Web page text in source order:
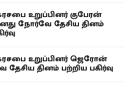
உறுப்பினர் குபேரன்
நோர்வே தேசிய தினம்
உறுப்பினர் ஜெரோன்
தினம் பற்றிய பகிர்வு